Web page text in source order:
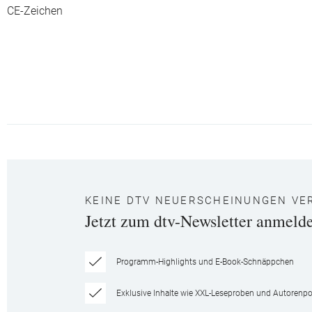
CE-Zeichen
KEINE DTV NEUERSCHEINUNGEN
Jetzt zum dtv-Newsletter
Programm-Highlights und E-Book-Schnäppchen
Exklusive Inhalte wie XXL-Leseproben und